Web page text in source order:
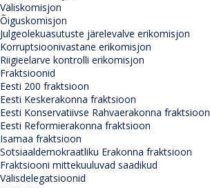
Väliskomisjon
Õiguskomisjon
Julgeolekuasutuste järelevalve erikomisjon
Korruptsioonivastane erikomisjon
Riigieelarve kontrolli erikomisjon
Fraktsioonid
Eesti 200 fraktsioon
Eesti Keskerakonna fraktsioon
Eesti Konservatiivse Rahvaerakonna fraktsioon
Eesti Reformierakonna fraktsioon
Isamaa fraktsioon
Sotsiaaldemokraatliku Erakonna fraktsioon
Fraktsiooni mittekuuluvad saadikud
Välisdelegatsioonid